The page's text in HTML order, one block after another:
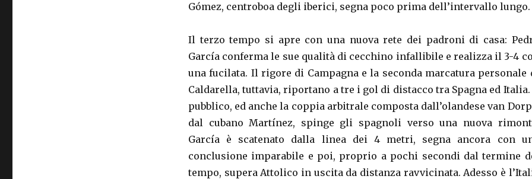
Gómez, centroboa degli iberici, segna poco prima dell’intervallo lungo.
Il terzo tempo si apre con una nuova rete dei padroni di casa:
García conferma le sue qualità di cecchino infallibile e realizza il 3-4
una fucilata. Il rigore di Campagna e la seconda marcatura personale
Caldarella, tuttavia, riportano a tre i gol di distacco tra Spagna ed
pubblico, ed anche la coppia arbitrale composta dall’olandese van
dal cubano Martínez, spinge gli spagnoli verso una nuova
García è scatenato dalla linea dei 4 metri, segna ancora con
conclusione imparabile e poi, proprio a pochi secondi dal termine
tempo, supera Attolico in uscita da distanza ravvicinata. Adesso è